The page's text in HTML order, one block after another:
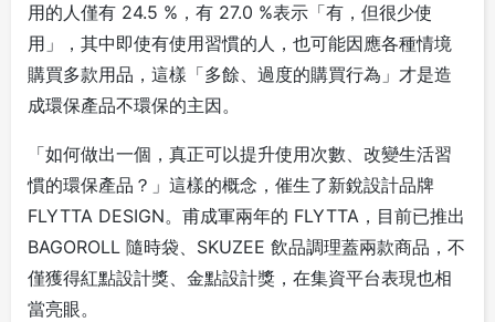
用的人僅有 24.5 %，有 27.0 %表示「有，但很少使
用」，其中即使有使用習慣的人，也可能因應各種情境
購買多款用品，這樣「多餘、過度的購買行為」才是造
成環保產品不環保的主因。
「如何做出一個，真正可以提升使用次數、改變生活習
慣的環保產品？」這樣的概念，催生了新銳設計品牌
FLYTTA DESIGN。甫成軍兩年的 FLYTTA，目前已推出
BAGOROLL 隨時袋、SKUZEE 飲品調理蓋兩款商品，不
僅獲得紅點設計獎、金點設計獎，在集資平台表現也相
當亮眼。